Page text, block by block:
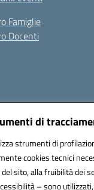
di
strumenti di
cookies tecnici
sito, alla fruibilità dei
– sono
Famiglie
Docenti